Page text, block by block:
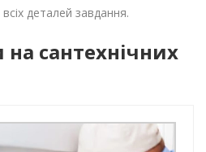
всіх деталей завдання.
сантехнічних